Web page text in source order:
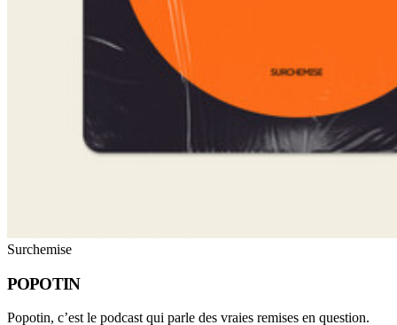
Surchemise
POPOTIN
Popotin, c’est le podcast qui parle des vraies remises en question.